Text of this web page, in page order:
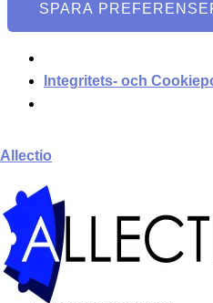
SPARA
Integritets- och
Allectio
Välkommen till Allectio!